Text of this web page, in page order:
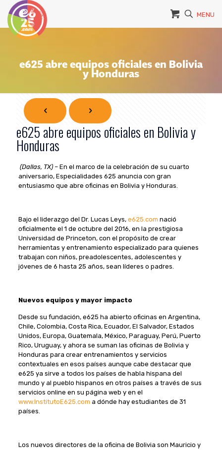
MENU
e625 abre equipos oficiales en Bolivia
y Honduras
e625 abre equipos oficiales en Bolivia y
Honduras
(Dallas, TX) –En el marco de la celebración de su cuarto
aniversario, Especialidades 625 anuncia con gran
entusiasmo que abre oficinas en Bolivia y Honduras.
Bajo el liderazgo del Dr. Lucas Leys, e625.com nació
oficialmente el 1 de octubre del 2016, en la prestigiosa
Universidad de Princeton, con el propósito de crear
herramientas y entrenamiento especializado para quienes
trabajan con niños, preadolescentes, adolescentes y
jóvenes de 6 hasta 25 años, sean líderes o padres.
Nuevos equipos y mayor impacto
Desde su fundación, e625 ha abierto oficinas en Argentina,
Chile, Colombia, Costa Rica, Ecuador, El Salvador, Estados
Unidos, Europa, Guatemala, México, Paraguay, Perú, Puerto
Rico, Uruguay, y ahora se suman las oficinas de Bolivia y
Honduras para crear entrenamientos y servicios
contextuales en esos países aunque cabe destacar que
e625 ya sirve a todos los países de habla hispana del
mundo y al pueblo hispanos en otros países a través de sus
servicios online en su página web y en el
www.InstitutoE625.com a dónde hay estudiantes de 31
países.
Los nuevos directores de la oficina de Bolivia son Mauricio y